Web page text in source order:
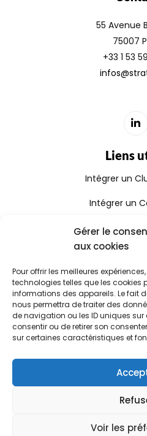
Gérer le
aux cookies
Pour offrir les meilleures
technologies telles que les cookies
informations des appareils. Le fait
nous permettra de traiter des
de navigation ou les ID uniques sur
consentir ou de retirer son
sur certaines caractéristiques et
Voir les
55 Avenue
75007
+33 1 53
Liens
Intégrer un
Intégrer un
Rejoindre le
Rapport
Consulter le
Stratexio |
CGV
Politique de
Règlement